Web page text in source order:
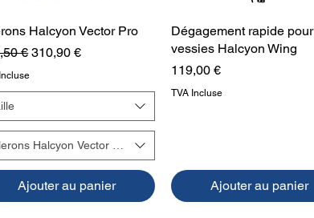
Aperçu rapide
Halcyon Vector Pro
original
€Prix promotionnel
310,90 €
Halcyon Vector Pro
Ajouter au panier
Aperçu rapide
Dégagement rapide pour
vessies Halcyon Wing
Prix
119,00 €
TVA Incluse
Ajouter au panier